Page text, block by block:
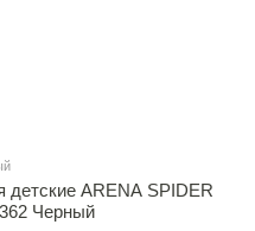
детские ARENA SPIDER
Черный